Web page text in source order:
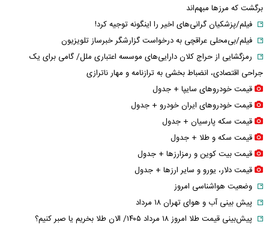
برگشت که مرزها مبهم‌اند
فیلم/پزشکیان گرانی‌های اخیر را اینگونه توجیه کرد!
فیلم/بی‌محلی عراقچی به درخواست گزارشگر خبرساز تلویزیون
رمزگشایی از حراج کلان دارایی‌های موسسه اعتباری ملل/ گامی برای یک
جراحی اقتصادی، انضباط‌ بخشی به ترازنامه و مهار ناترازی
قیمت خودرو‌های سایپا + جدول
قیمت خودرو‌های ایران خودرو + جدول
قیمت سکه پارسیان + جدول
قیمت سکه و طلا + جدول
قیمت بیت کوین و رمزارز‌ها + جدول
قیمت دلار، یورو و سایر ارز‌ها + جدول
وضعیت هواشناسی امروز
پیش بینی آب و هوای تهران ۱۸ مرداد
پیش‌بینی قیمت طلا امروز ۱۸ مرداد ۱۴۰۵/ الان طلا بخریم یا صبر کنیم؟